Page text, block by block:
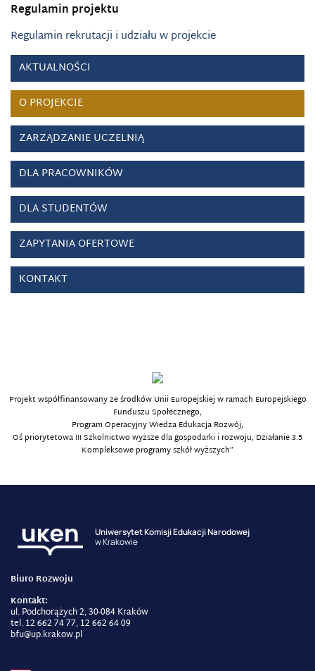
Regulamin projektu
Regulamin rekrutacji i udziału w projekcie
AKTUALNOŚCI
O PROJEKCIE
ZARZĄDZANIE UCZELNIĄ
DLA PRACOWNIKÓW
DLA STUDENTÓW
ZAPYTANIA OFERTOWE
KONTAKT
Projekt współfinansowany ze środków Unii Europejskiej w ramach Europejskiego
Funduszu Społecznego,
Program Operacyjny Wiedza Edukacja Rozwój,
Oś priorytetowa III Szkolnictwo wyższe dla gospodarki i rozwoju, Działanie 3.5
Kompleksowe programy szkół wyższych”
Uniwersytet Komisji Edukacji Narodowej
w Krakowie
Biuro Rozwoju
Kontakt:
ul. Podchorążych 2, 30-084 Kraków
tel. 12 662 74 77, 12 662 64 09
bfu@up.krakow.pl